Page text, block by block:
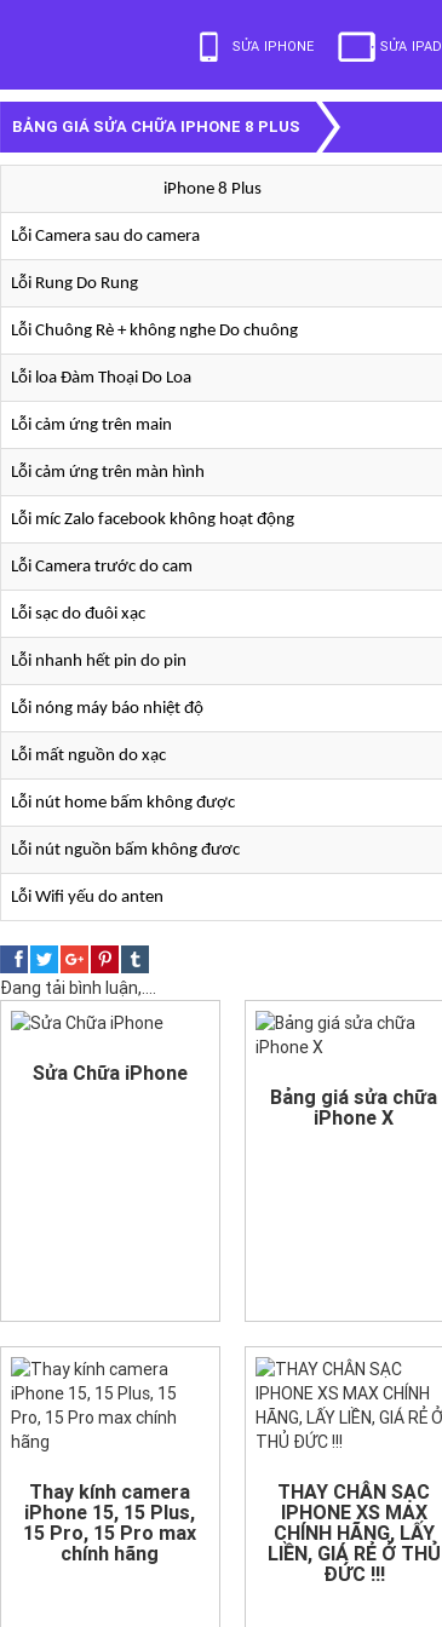
SỬA IPHONE SỬA IPAD
BẢNG GIÁ SỬA CHỮA IPHONE 8 PLUS
iPhone 8 Plus
Lỗi Camera sau do camera
Lỗi Rung Do Rung
Lỗi Chuông Rè + không nghe Do chuông
Lỗi loa Đàm Thoại Do Loa
Lỗi cảm ứng trên main
Lỗi cảm ứng trên màn hình
Lỗi míc Zalo facebook không hoạt động
Lỗi Camera trước do cam
Lỗi sạc do đuôi xạc
Lỗi nhanh hết pin do pin
Lỗi nóng máy báo nhiệt độ
Lỗi mất nguồn do xạc
Lỗi nút home bấm không được
Lỗi nút nguồn bấm không đươc
Lỗi Wifi yếu do anten
Đang tải bình luận,....
Sửa Chữa iPhone
Bảng giá sửa chữa
iPhone X
Thay kính camera
iPhone 15, 15 Plus,
15 Pro, 15 Pro max
chính hãng
THAY CHÂN SẠC
IPHONE XS MAX
CHÍNH HÃNG, LẤY
LIỀN, GIÁ RẺ Ở THỦ
ĐỨC !!!